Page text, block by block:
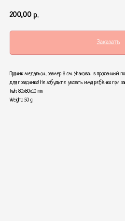
200,00 р.
Заказать
Пряник медальон, размер 8 см. Упакован в прозрачный
для праздника! Не забудьте указать имя ребёнка при
lwh: 80x80x10 mm
Weight: 50 g